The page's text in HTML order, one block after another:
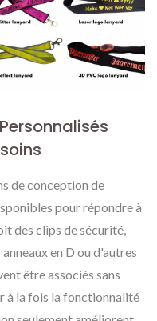
de conception de
pour répondre à
des clips de sécurité,
en D ou d'autres
être associés sans
à la fois la fonctionnalité